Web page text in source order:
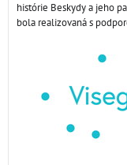
histórie Beskydy a jeho
bola realizovaná s